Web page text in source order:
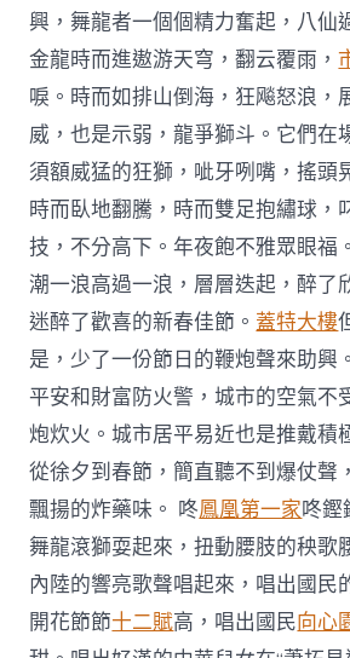
興，舞龍者一個個精力奮起，八仙
金龍時而進遨游天穹，翻云覆雨，
唳。時而如排山倒海，狂飚怒浪，
威，也是示弱，龍爭獅斗。它們在
須額威猛的狂獅，呲牙咧嘴，搖頭
時而臥地翻騰，時而雙足抱繡球，
技，不分高下。年夜飽不雅眾眼福
潮一浪高過一浪，層層迭起，醉了
迷醉了歡喜的新春佳節。蓋特大樓
是，少了一份節日的鞭炮聲來助興
平安和財富防火警，城市的空氣不
炮炊火。城市居平易近也是推戴積
從徐夕到春節，簡直聽不到爆仗聲
飄揚的炸藥味。 咚鳳凰第一家咚鏗
舞龍滾獅耍起來，扭動腰肢的秧歌
內陸的響亮歌聲唱起來，唱出國民
開花節節十二賦高，唱出國民向心